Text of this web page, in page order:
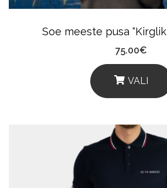
Soe meeste pusa
75.00€
VALI
This
Has